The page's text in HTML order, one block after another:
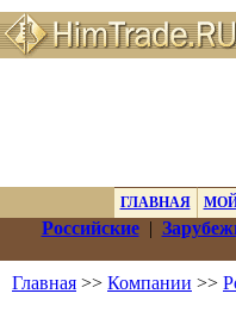
ГЛАВНАЯ
Российские|
Главная >> Компании >>